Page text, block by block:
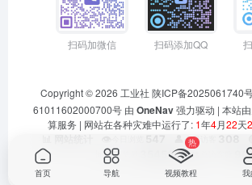
扫码加微信 扫码添加QQ
Copyright © 2026 工业社 陕ICP备2025061740
61011602000700号 由 OneNav强力驱动 | 本站
算服务 | 网站在各种灾难中运行了: 1年4月22天
今日访客
📊总浏览量 354560 👥
首页 导航 视频教程
热
我